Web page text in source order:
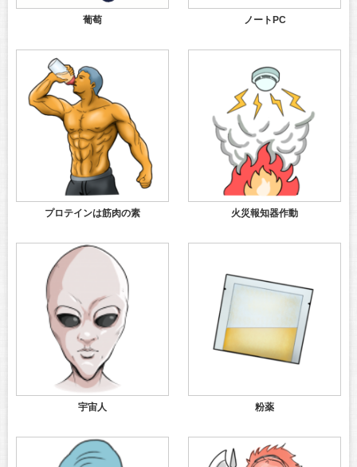
葡萄 ノートPC
プロテインは筋肉の素 火災報知器作動
宇宙人 粉薬